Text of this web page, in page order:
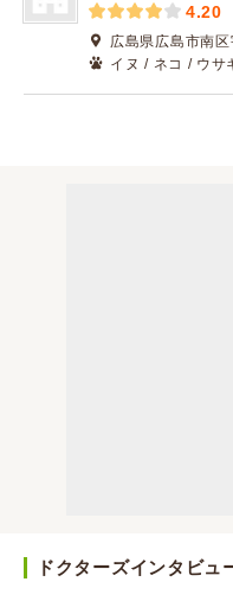
4.20
広島県広島市南
イヌ / ネコ / ウサ
ドクターズインタビュ